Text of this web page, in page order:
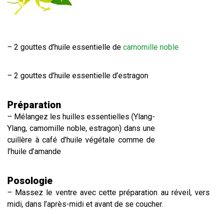
– 2 gouttes d’huile essentielle de camomille noble
– 2 gouttes d’huile essentielle d’estragon
Préparation
– Mélangez les huilles essentielles (Ylang-
Ylang, camomille noble, estragon) dans une
cuillère à café d’huile végétale comme de
l’huile d’amande
Posologie
– Massez le ventre avec cette préparation au réveil, vers
midi, dans l’après-midi et avant de se coucher.